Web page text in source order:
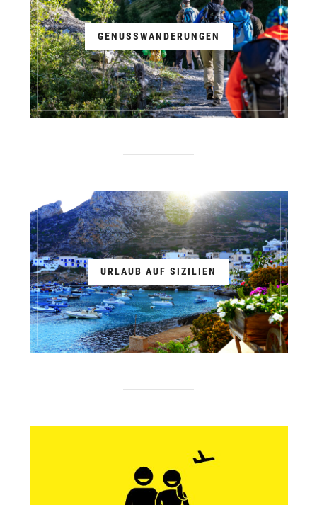
GENUSSWANDERUNGEN
URLAUB AUF SIZILIEN